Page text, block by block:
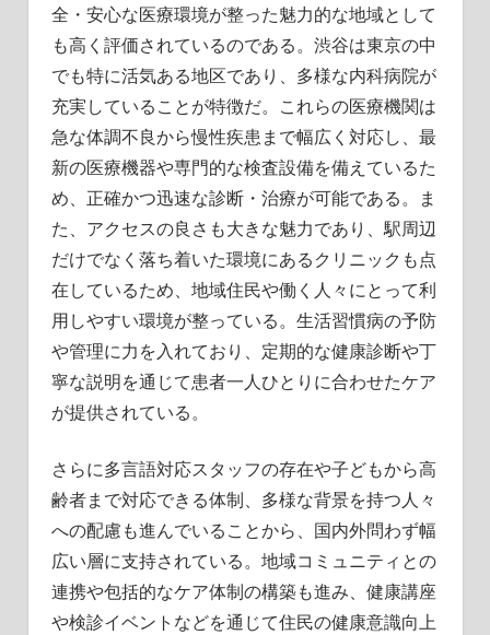
全・安心な医療環境が整った魅力的な地域として
も高く評価されているのである。渋谷は東京の中
でも特に活気ある地区であり、多様な内科病院が
充実していることが特徴だ。これらの医療機関は
急な体調不良から慢性疾患まで幅広く対応し、最
新の医療機器や専門的な検査設備を備えているた
め、正確かつ迅速な診断・治療が可能である。ま
た、アクセスの良さも大きな魅力であり、駅周辺
だけでなく落ち着いた環境にあるクリニックも点
在しているため、地域住民や働く人々にとって利
用しやすい環境が整っている。生活習慣病の予防
や管理に力を入れており、定期的な健康診断や丁
寧な説明を通じて患者一人ひとりに合わせたケア
が提供されている。
さらに多言語対応スタッフの存在や子どもから高
齢者まで対応できる体制、多様な背景を持つ人々
への配慮も進んでいることから、国内外問わず幅
広い層に支持されている。地域コミュニティとの
連携や包括的なケア体制の構築も進み、健康講座
や検診イベントなどを通じて住民の健康意識向上